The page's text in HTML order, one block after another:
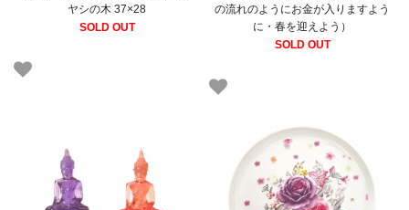
ヤシの木 37×28
SOLD OUT
の流れのようにお金が入りますよう
に・春を迎えよう）
SOLD OUT